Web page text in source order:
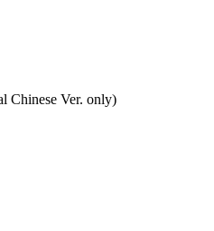
Chinese Ver. only)